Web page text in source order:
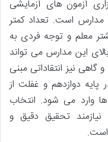
آزمون های آزمایشی
مدارس است. تعداد کمتر
معلم و توجه فردی به
این مدارس می تواند
گاهی نیز انتقاداتی مبنی
پایه دوازدهم و غفلت از
وارد می شود. انتخاب
نیازمند تحقیق دقیق و
است.